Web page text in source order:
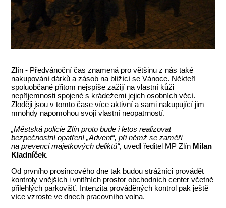
Zlín - Předvánoční čas znamená pro většinu z nás také
nakupování dárků a zásob na blížící se Vánoce. Někteří
spoluobčané přitom nejspíše zažijí na vlastní kůži
nepříjemnosti spojené s krádežemi jejich osobních věcí.
Zloději jsou v tomto čase více aktivní a sami nakupující jim
mnohdy napomohou svojí vlastní neopatrností.
„Městská policie Zlín proto bude i letos realizovat
bezpečnostní opatření „Advent“, při němž se zaměří
na prevenci majetkových deliktů“, uvedl ředitel MP Zlín Milan
Kladníček.
Od prvního prosincového dne tak budou strážníci provádět
kontroly vnějších i vnitřních prostor obchodních center včetně
přilehlých parkovišť. Intenzita prováděných kontrol pak ještě
více vzroste ve dnech pracovního volna.